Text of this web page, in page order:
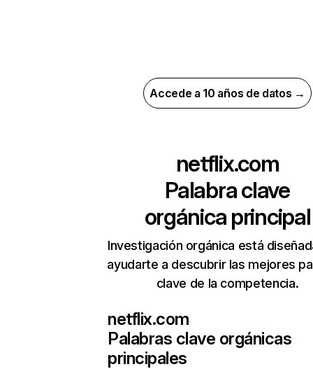
Accede a 10 años de datos →
netflix.com
Palabra clave
orgánica principal
Investigación orgánica está
ayudarte a descubrir las mejores
clave de la competencia.
netflix.com
Palabras clave orgánicas
principales